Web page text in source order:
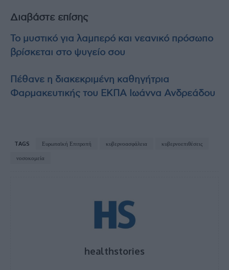
Διαβάστε επίσης
Το μυστικό για λαμπερό και νεανικό πρόσωπο
βρίσκεται στο ψυγείο σου
Πέθανε η διακεκριμένη καθηγήτρια
Φαρμακευτικής του ΕΚΠΑ Ιωάννα Ανδρεάδου
TAGS Ευρωπαϊκή Επιτροπή κυβερνοασφάλεια
κυβερνοεπιθέσεις
νοσοκομεία
healthstories